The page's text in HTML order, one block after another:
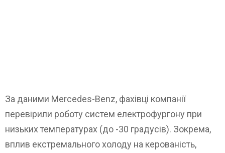
За даними Mercedes-Benz, фахівці компанії
перевірили роботу систем електрофургону при
низьких температурах (до -30 градусів). Зокрема,
вплив екстремального холоду на керованість,